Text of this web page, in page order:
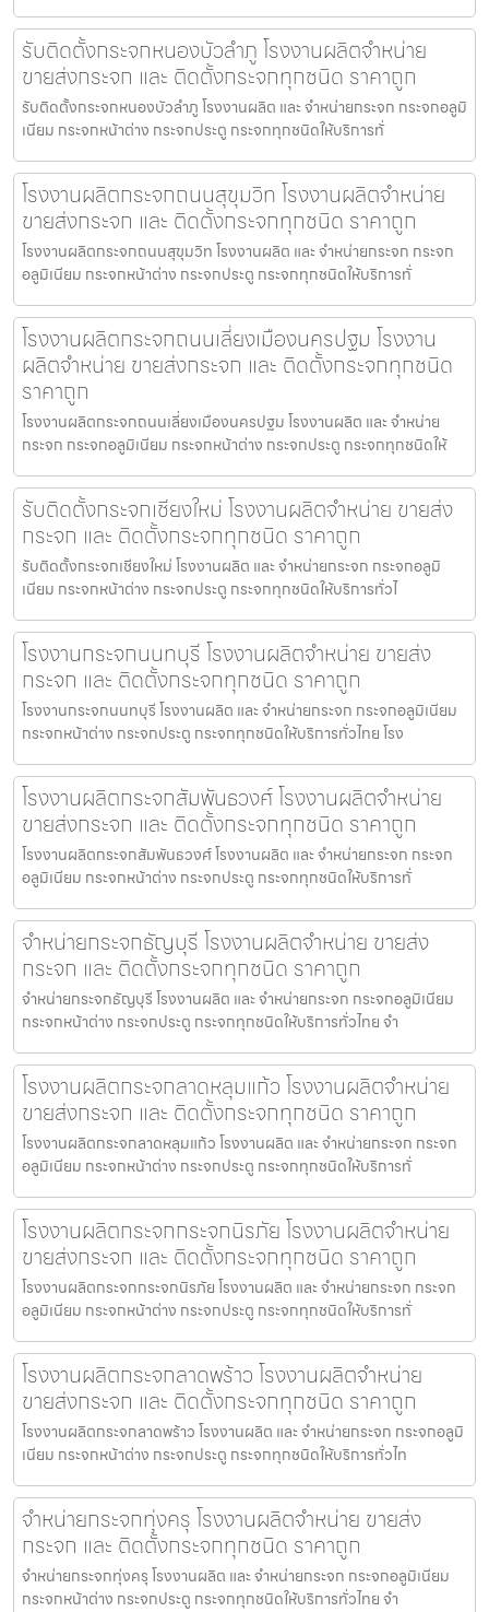
รับติดตั้งกระจกหนองบัวลำภู โรงงานผลิตจำหน่าย
ขายส่งกระจก และ ติดตั้งกระจกทุกชนิด ราคาถูก
รับติดตั้งกระจกหนองบัวลำภู โรงงานผลิต และ จำหน่ายกระจก กระจกอลูมิ
เนียม กระจกหน้าต่าง กระจกประตู กระจกทุกชนิดให้บริการทั่
โรงงานผลิตกระจกถนนสุขุมวิท โรงงานผลิตจำหน่าย
ขายส่งกระจก และ ติดตั้งกระจกทุกชนิด ราคาถูก
โรงงานผลิตกระจกถนนสุขุมวิท โรงงานผลิต และ จำหน่ายกระจก กระจก
อลูมิเนียม กระจกหน้าต่าง กระจกประตู กระจกทุกชนิดให้บริการทั่
โรงงานผลิตกระจกถนนเลี่ยงเมืองนครปฐม โรงงาน
ผลิตจำหน่าย ขายส่งกระจก และ ติดตั้งกระจกทุกชนิด
ราคาถูก
โรงงานผลิตกระจกถนนเลี่ยงเมืองนครปฐม โรงงานผลิต และ จำหน่าย
กระจก กระจกอลูมิเนียม กระจกหน้าต่าง กระจกประตู กระจกทุกชนิดให้
รับติดตั้งกระจกเชียงใหม่ โรงงานผลิตจำหน่าย ขายส่ง
กระจก และ ติดตั้งกระจกทุกชนิด ราคาถูก
รับติดตั้งกระจกเชียงใหม่ โรงงานผลิต และ จำหน่ายกระจก กระจกอลูมิ
เนียม กระจกหน้าต่าง กระจกประตู กระจกทุกชนิดให้บริการทั่วไ
โรงงานกระจกนนทบุรี โรงงานผลิตจำหน่าย ขายส่ง
กระจก และ ติดตั้งกระจกทุกชนิด ราคาถูก
โรงงานกระจกนนทบุรี โรงงานผลิต และ จำหน่ายกระจก กระจกอลูมิเนียม
กระจกหน้าต่าง กระจกประตู กระจกทุกชนิดให้บริการทั่วไทย โรง
โรงงานผลิตกระจกสัมพันธวงศ์ โรงงานผลิตจำหน่าย
ขายส่งกระจก และ ติดตั้งกระจกทุกชนิด ราคาถูก
โรงงานผลิตกระจกสัมพันธวงศ์ โรงงานผลิต และ จำหน่ายกระจก กระจก
อลูมิเนียม กระจกหน้าต่าง กระจกประตู กระจกทุกชนิดให้บริการทั่
จำหน่ายกระจกธัญบุรี โรงงานผลิตจำหน่าย ขายส่ง
กระจก และ ติดตั้งกระจกทุกชนิด ราคาถูก
จำหน่ายกระจกธัญบุรี โรงงานผลิต และ จำหน่ายกระจก กระจกอลูมิเนียม
กระจกหน้าต่าง กระจกประตู กระจกทุกชนิดให้บริการทั่วไทย จำ
โรงงานผลิตกระจกลาดหลุมแก้ว โรงงานผลิตจำหน่าย
ขายส่งกระจก และ ติดตั้งกระจกทุกชนิด ราคาถูก
โรงงานผลิตกระจกลาดหลุมแก้ว โรงงานผลิต และ จำหน่ายกระจก กระจก
อลูมิเนียม กระจกหน้าต่าง กระจกประตู กระจกทุกชนิดให้บริการทั่
โรงงานผลิตกระจกกระจกนิรภัย โรงงานผลิตจำหน่าย
ขายส่งกระจก และ ติดตั้งกระจกทุกชนิด ราคาถูก
โรงงานผลิตกระจกกระจกนิรภัย โรงงานผลิต และ จำหน่ายกระจก กระจก
อลูมิเนียม กระจกหน้าต่าง กระจกประตู กระจกทุกชนิดให้บริการทั่
โรงงานผลิตกระจกลาดพร้าว โรงงานผลิตจำหน่าย
ขายส่งกระจก และ ติดตั้งกระจกทุกชนิด ราคาถูก
โรงงานผลิตกระจกลาดพร้าว โรงงานผลิต และ จำหน่ายกระจก กระจกอลูมิ
เนียม กระจกหน้าต่าง กระจกประตู กระจกทุกชนิดให้บริการทั่วไท
จำหน่ายกระจกทุ่งครุ โรงงานผลิตจำหน่าย ขายส่ง
กระจก และ ติดตั้งกระจกทุกชนิด ราคาถูก
จำหน่ายกระจกทุ่งครุ โรงงานผลิต และ จำหน่ายกระจก กระจกอลูมิเนียม
กระจกหน้าต่าง กระจกประตู กระจกทุกชนิดให้บริการทั่วไทย จำ